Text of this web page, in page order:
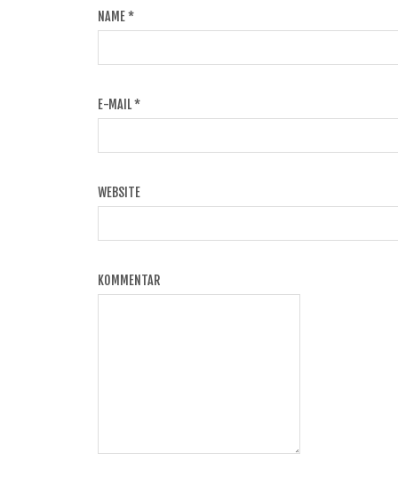
NAME*
E-MAIL*
WEBSITE
KOMMENTAR